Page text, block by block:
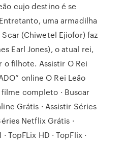
cujo destino é se
uma armadilha
(Chiwetel Ejiofor) faz
Earl Jones), o atual rei,
o filhote. Assistir O Rei
online O Rei Leão
filme completo · Buscar
Grátis · Assistir Séries
Netflix Grátis ·
TopFLix HD · TopFlix ·